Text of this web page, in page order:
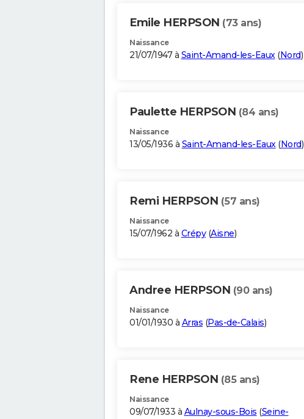
Emile HERPSON (73 ans)
Naissance
21/07/1947 à Saint-Amand-les-Eaux(Nord)
Paulette HERPSON (84 ans)
Naissance
13/05/1936 à Saint-Amand-les-Eaux(Nord)
Remi HERPSON (57 ans)
Naissance
15/07/1962 à Crépy(Aisne)
Andree HERPSON (90 ans)
Naissance
01/01/1930 à Arras (Pas-de-Calais)
Rene HERPSON (85 ans)
Naissance
09/07/1933 à Aulnay-sous-Bois (Seine-